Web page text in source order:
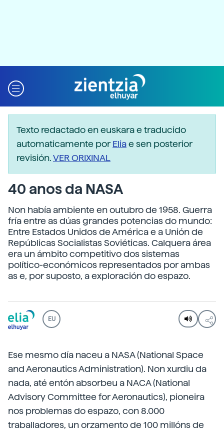
Texto redactado en euskara e traducido
automaticamente porEliae sen posterior
revisión.VER ORIXINAL
40 anos da NASA
Non había ambiente en outubro de 1958. Guerra
fría entre as dúas grandes potencias do mundo:
Entre Estados Unidos de América e a Unión de
Repúblicas Socialistas Soviéticas. Calquera área
era un ámbito competitivo dos sistemas
político-económicos representados por ambas
as e, por suposto, a exploración do espazo.
EU
Ese mesmo día naceu a NASA (National Space
and Aeronautics Administration). Non xurdiu da
nada, até entón absorbeu a NACA (National
Advisory Committee for Aeronautics), pioneira
nos problemas do espazo, con 8.000
traballadores, un orzamento de 100 millóns de